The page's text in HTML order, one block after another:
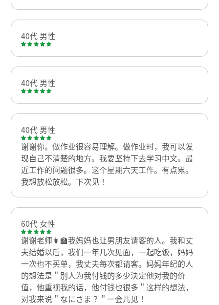
40代 男性
40代 男性
40代 男性
谢谢你。做作业很容易理解。做作业时，我可以发
现自己不清楚的地方。我要坚持下去学习中文。最
近工作的问题很多。这个星期六天工作。有点累。
我想放松放松。下次见！
60代 女性
谢谢老师👩‍🏫我妈妈也让男朋友请客的人。我和丈
夫结婚以后，我们一年几次见面，一起吃饭，妈妈
一次也不买单，我丈夫每次都请客。妈妈年纪的人
的想法是＂別人为我付钱的多少決定他对我的价
值，他重视我的话，他付钱也很多＂这样的想法，
对我来说＂なにさま？＂一会儿见！